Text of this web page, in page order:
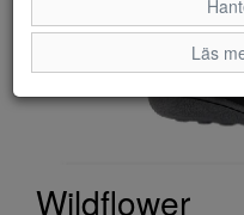
Wildflower
Läs